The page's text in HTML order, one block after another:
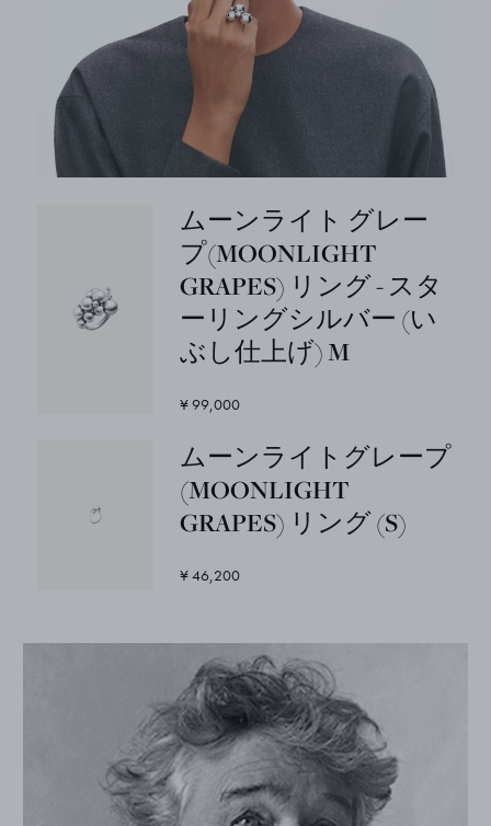
ムーンライト グレー
プ(MOONLIGHT
GRAPES) リング - スタ
ーリングシルバー (い
ぶし仕上げ) M
¥ 99,000
ムーンライトグレープ
(MOONLIGHT
GRAPES) リング (S)
¥ 46,200